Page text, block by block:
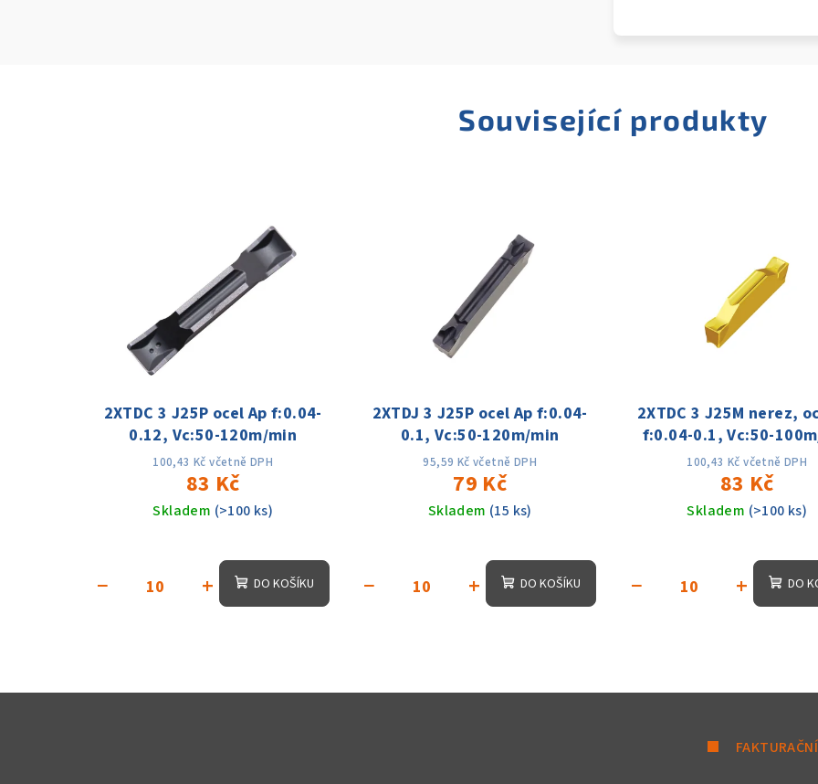
Související produkty
2XTDC 3 J25P ocel Ap f:0.04-
0.12, Vc:50-120m/min
100,43 Kč včetně DPH
83 Kč
Skladem (>100 ks)
+
− DO KOŠÍKU
2XTDJ 3 J25P ocel Ap f:0.04-
0.1, Vc:50-120m/min
95,59 Kč včetně DPH
79 Kč
Skladem (15 ks)
+
− DO KOŠÍKU
2XTDC 3 J25M nerez,
f:0.04-0.1, Vc:50-
100,43 Kč včetně DPH
83 Kč
Skladem (>100 ks)
+
− DO